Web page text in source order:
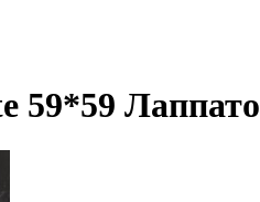
59*59 Лаппато